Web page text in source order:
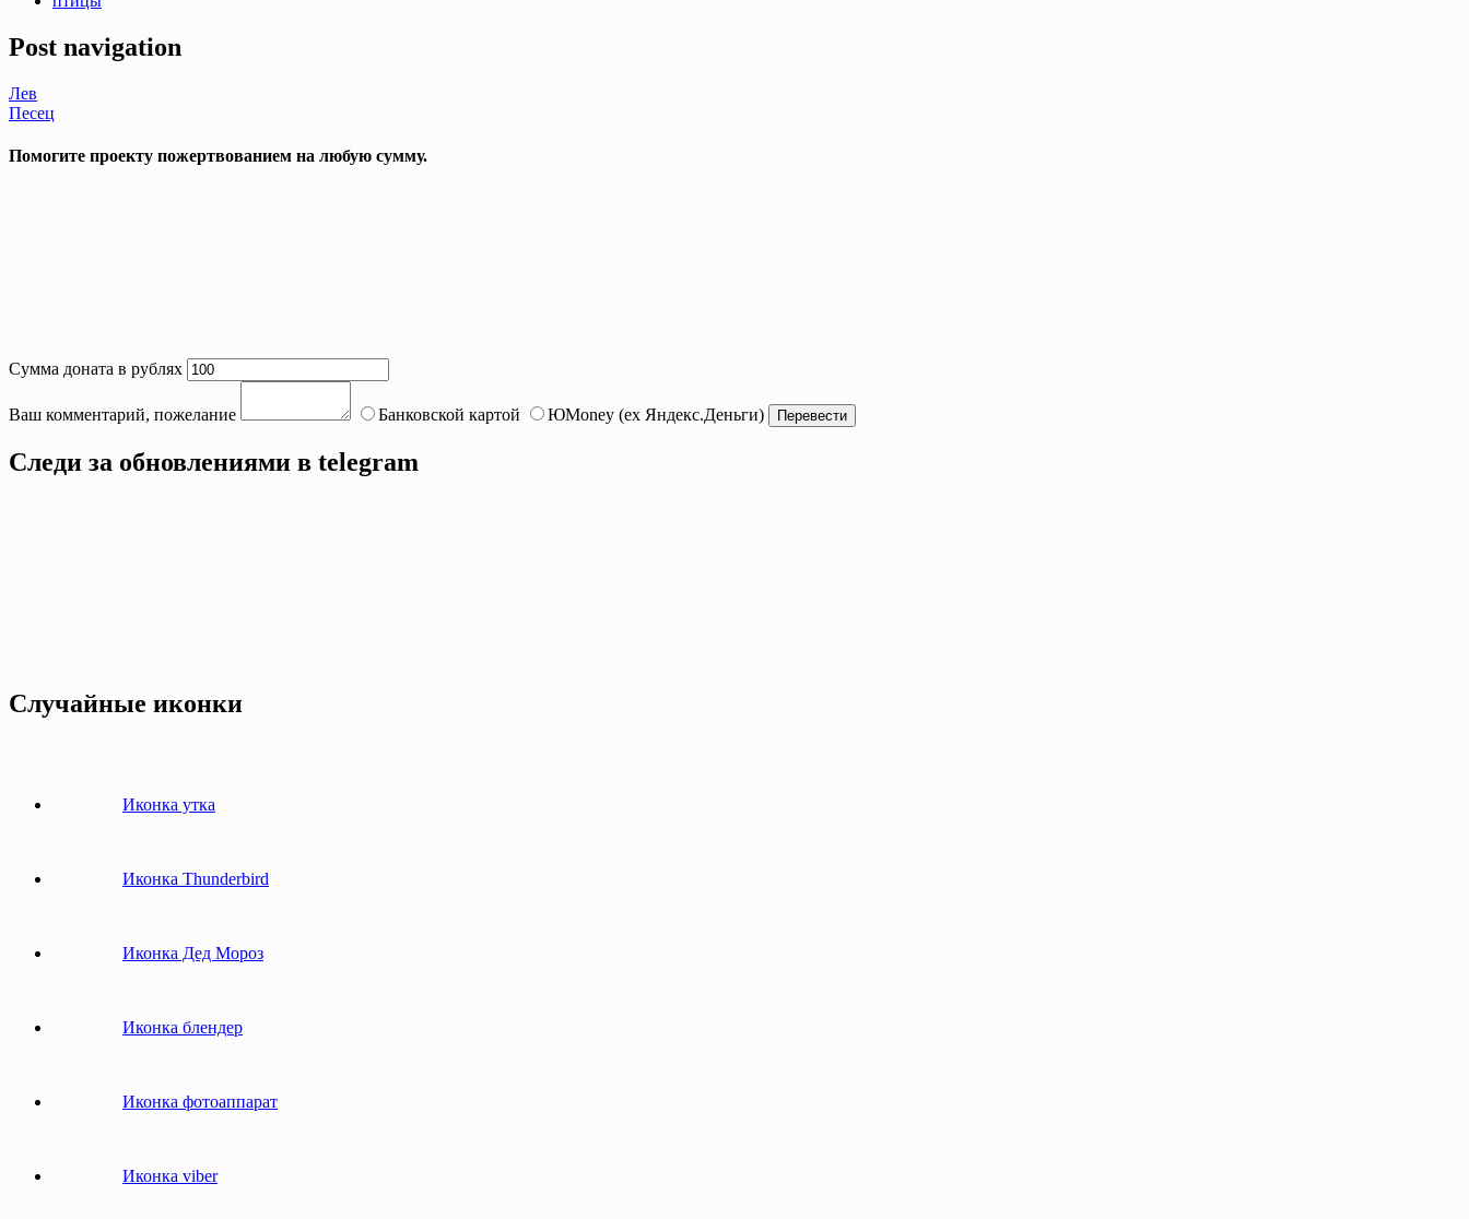
Post navigation
Лев
Песец
Помогите проекту пожертвованием на любую сумму.
Сумма доната в рублях
Ваш комментарий, пожелание Банковской картой ЮMoney (ex Яндекс.Деньги)
Следи за обновлениями в telegram
Случайные иконки
Иконка утка
Иконка Thunderbird
Иконка Дед Мороз
Иконка блендер
Иконка фотоаппарат
Иконка viber